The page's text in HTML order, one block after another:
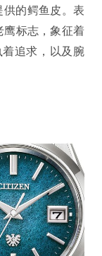
的鳄鱼皮。表
鹰标志，象征着
追求，以及腕